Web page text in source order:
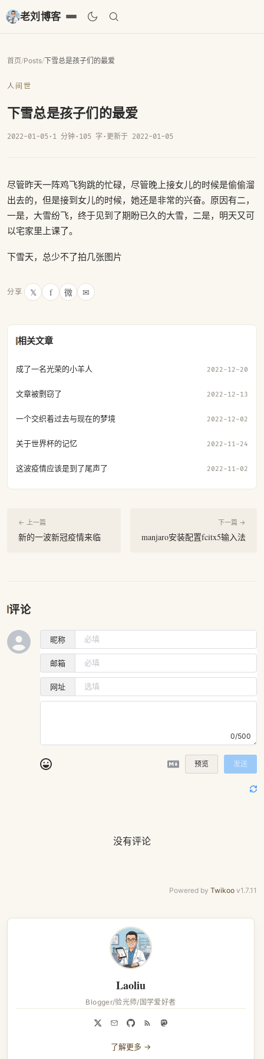
老刘博客
首页/Posts/下雪总是孩子们的最爱
人间世
下雪总是孩子们的最爱
2022-01-05· 1 分钟· 105 字 · 更新于 2022-01-05
尽管昨天一阵鸡飞狗跳的忙碌，尽管晚上接女儿的时候是偷偷溜
出去的，但是接到女儿的时候，她还是非常的兴奋。原因有二，
一是，大雪纷飞，终于见到了期盼已久的大雪，二是，明天又可
以宅家里上课了。
下雪天，总少不了拍几张图片
分享 𝕏 f 微 ✉
相关文章
成了一名光荣的小羊人 2022-12-20
文章被剽窃了 2022-12-13
一个交织着过去与现在的梦境 2022-12-02
关于世界杯的记忆 2022-11-24
这波疫情应该是到了尾声了 2022-11-02
← 上一篇
新的一波新冠疫情来临
下一篇 →
manjaro安装配置fcitx5输入法
评论
昵称
邮箱
网址
0/500
预览 发送
没有评论
Powered by Twikoo v1.7.11
Laoliu
Blogger/验光师/国学爱好者
了解更多 →